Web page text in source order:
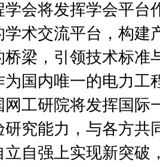
学会将发挥学会平台
术交流平台，构建
桥梁，引领技术标准
为国内唯一的电力工
工研院将发挥国际
研究能力，与各方共
自强上实现新突破